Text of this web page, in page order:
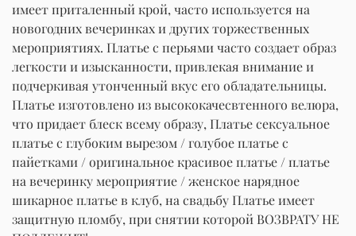
имеет приталенный крой, часто используется на
новогодних вечеринках и других торжественных
мероприятиях. Платье с перьями часто создает образ
легкости и изысканности, привлекая внимание и
подчеркивая утонченный вкус его обладательницы.
Платье изготовлено из высококачесвтенного велюра,
что придает блеск всему образу, Платье сексуальное
платье с глубоким вырезом / голубое платье с
пайетками / оригинальное красивое платье / платье
на вечеринку мероприятие / женское нарядное
шикарное платье в клуб, на свадьбу Платье имеет
защитную пломбу, при снятии которой ВОЗВРАТУ НЕ